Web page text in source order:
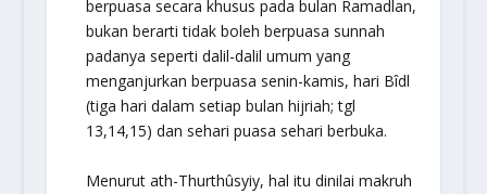
berpuasa secara khusus pada bulan Ramadlan,
bukan berarti tidak boleh berpuasa sunnah
padanya seperti dalil-dalil umum yang
menganjurkan berpuasa senin-kamis, hari Bîdl
(tiga hari dalam setiap bulan hijriah; tgl
13,14,15) dan sehari puasa sehari berbuka.
Menurut ath-Thurthûsyiy, hal itu dinilai makruh